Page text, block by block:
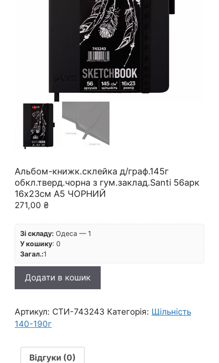
Альбом-книжк.склейка д/граф.145г
обкл.тверд.чорна з гум.заклад.Santi 56арк
16х23см А5 ЧОРНИЙ
271,00 ₴
Зі складу: Одеса — 1
У кошику: 0
Загал.:1
Альбом-
книжк.склейка
граф.145г
обкл.тверд.чорна
гум.заклад.Santi
56арк
Додати в кошик
Артикул: СТИ-743243 Категорія: Щільність
140-190г
Відгуки (0)